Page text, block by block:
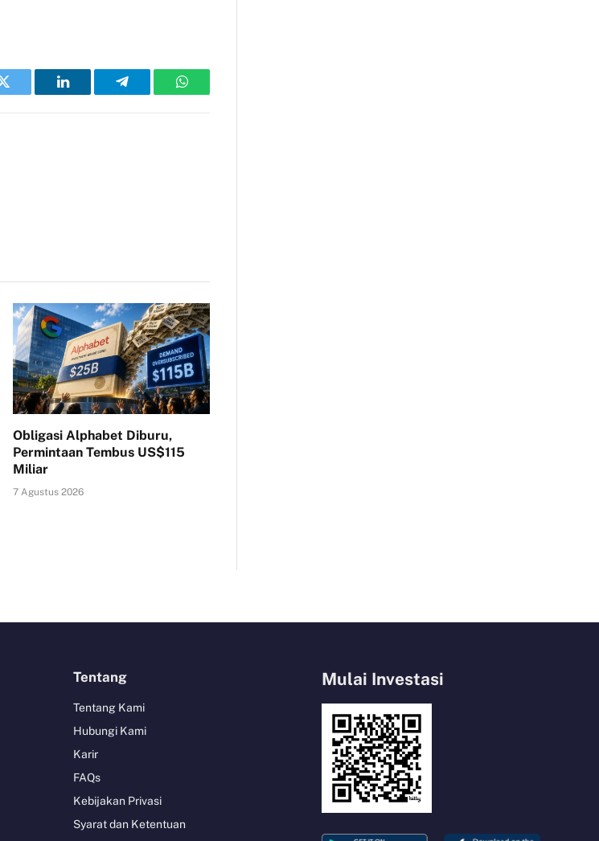
Twitter LinkedIn Telegram WhatsApp
Obligasi Alphabet Diburu,
Permintaan Tembus US$115
Miliar
7 Agustus 2026
Tentang
Tentang Kami
Hubungi Kami
Karir
FAQs
Kebijakan Privasi
Syarat dan Ketentuan
Mulai Investasi